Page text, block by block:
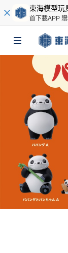
東海模型玩
首下載APP